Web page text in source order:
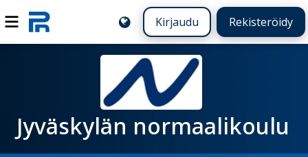
Kirjaudu Rekisteröidy
Jyväskylän normaalikoulu